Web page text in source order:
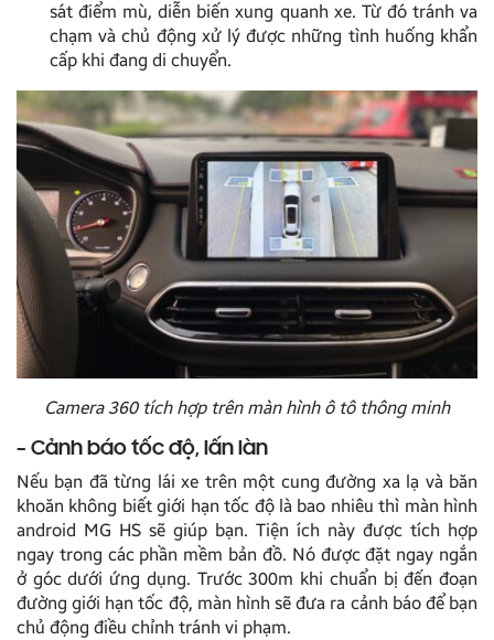
sát điểm mù, diễn biến xung quanh xe. Từ đó tránh va
chạm và chủ động xử lý được những tình huống khẩn
cấp khi đang di chuyển.
Camera 360 tích hợp trên màn hình ô tô thông minh
– Cảnh báo tốc độ, lấn làn
Nếu bạn đã từng lái xe trên một cung đường xa lạ và băn
khoăn không biết giới hạn tốc độ là bao nhiêu thì màn hình
android MG HS sẽ giúp bạn. Tiện ích này được tích hợp
ngay trong các phần mềm bản đồ. Nó được đặt ngay ngắn
ở góc dưới ứng dụng. Trước 300m khi chuẩn bị đến đoạn
đường giới hạn tốc độ, màn hình sẽ đưa ra cảnh báo để bạn
chủ động điều chỉnh tránh vi phạm.